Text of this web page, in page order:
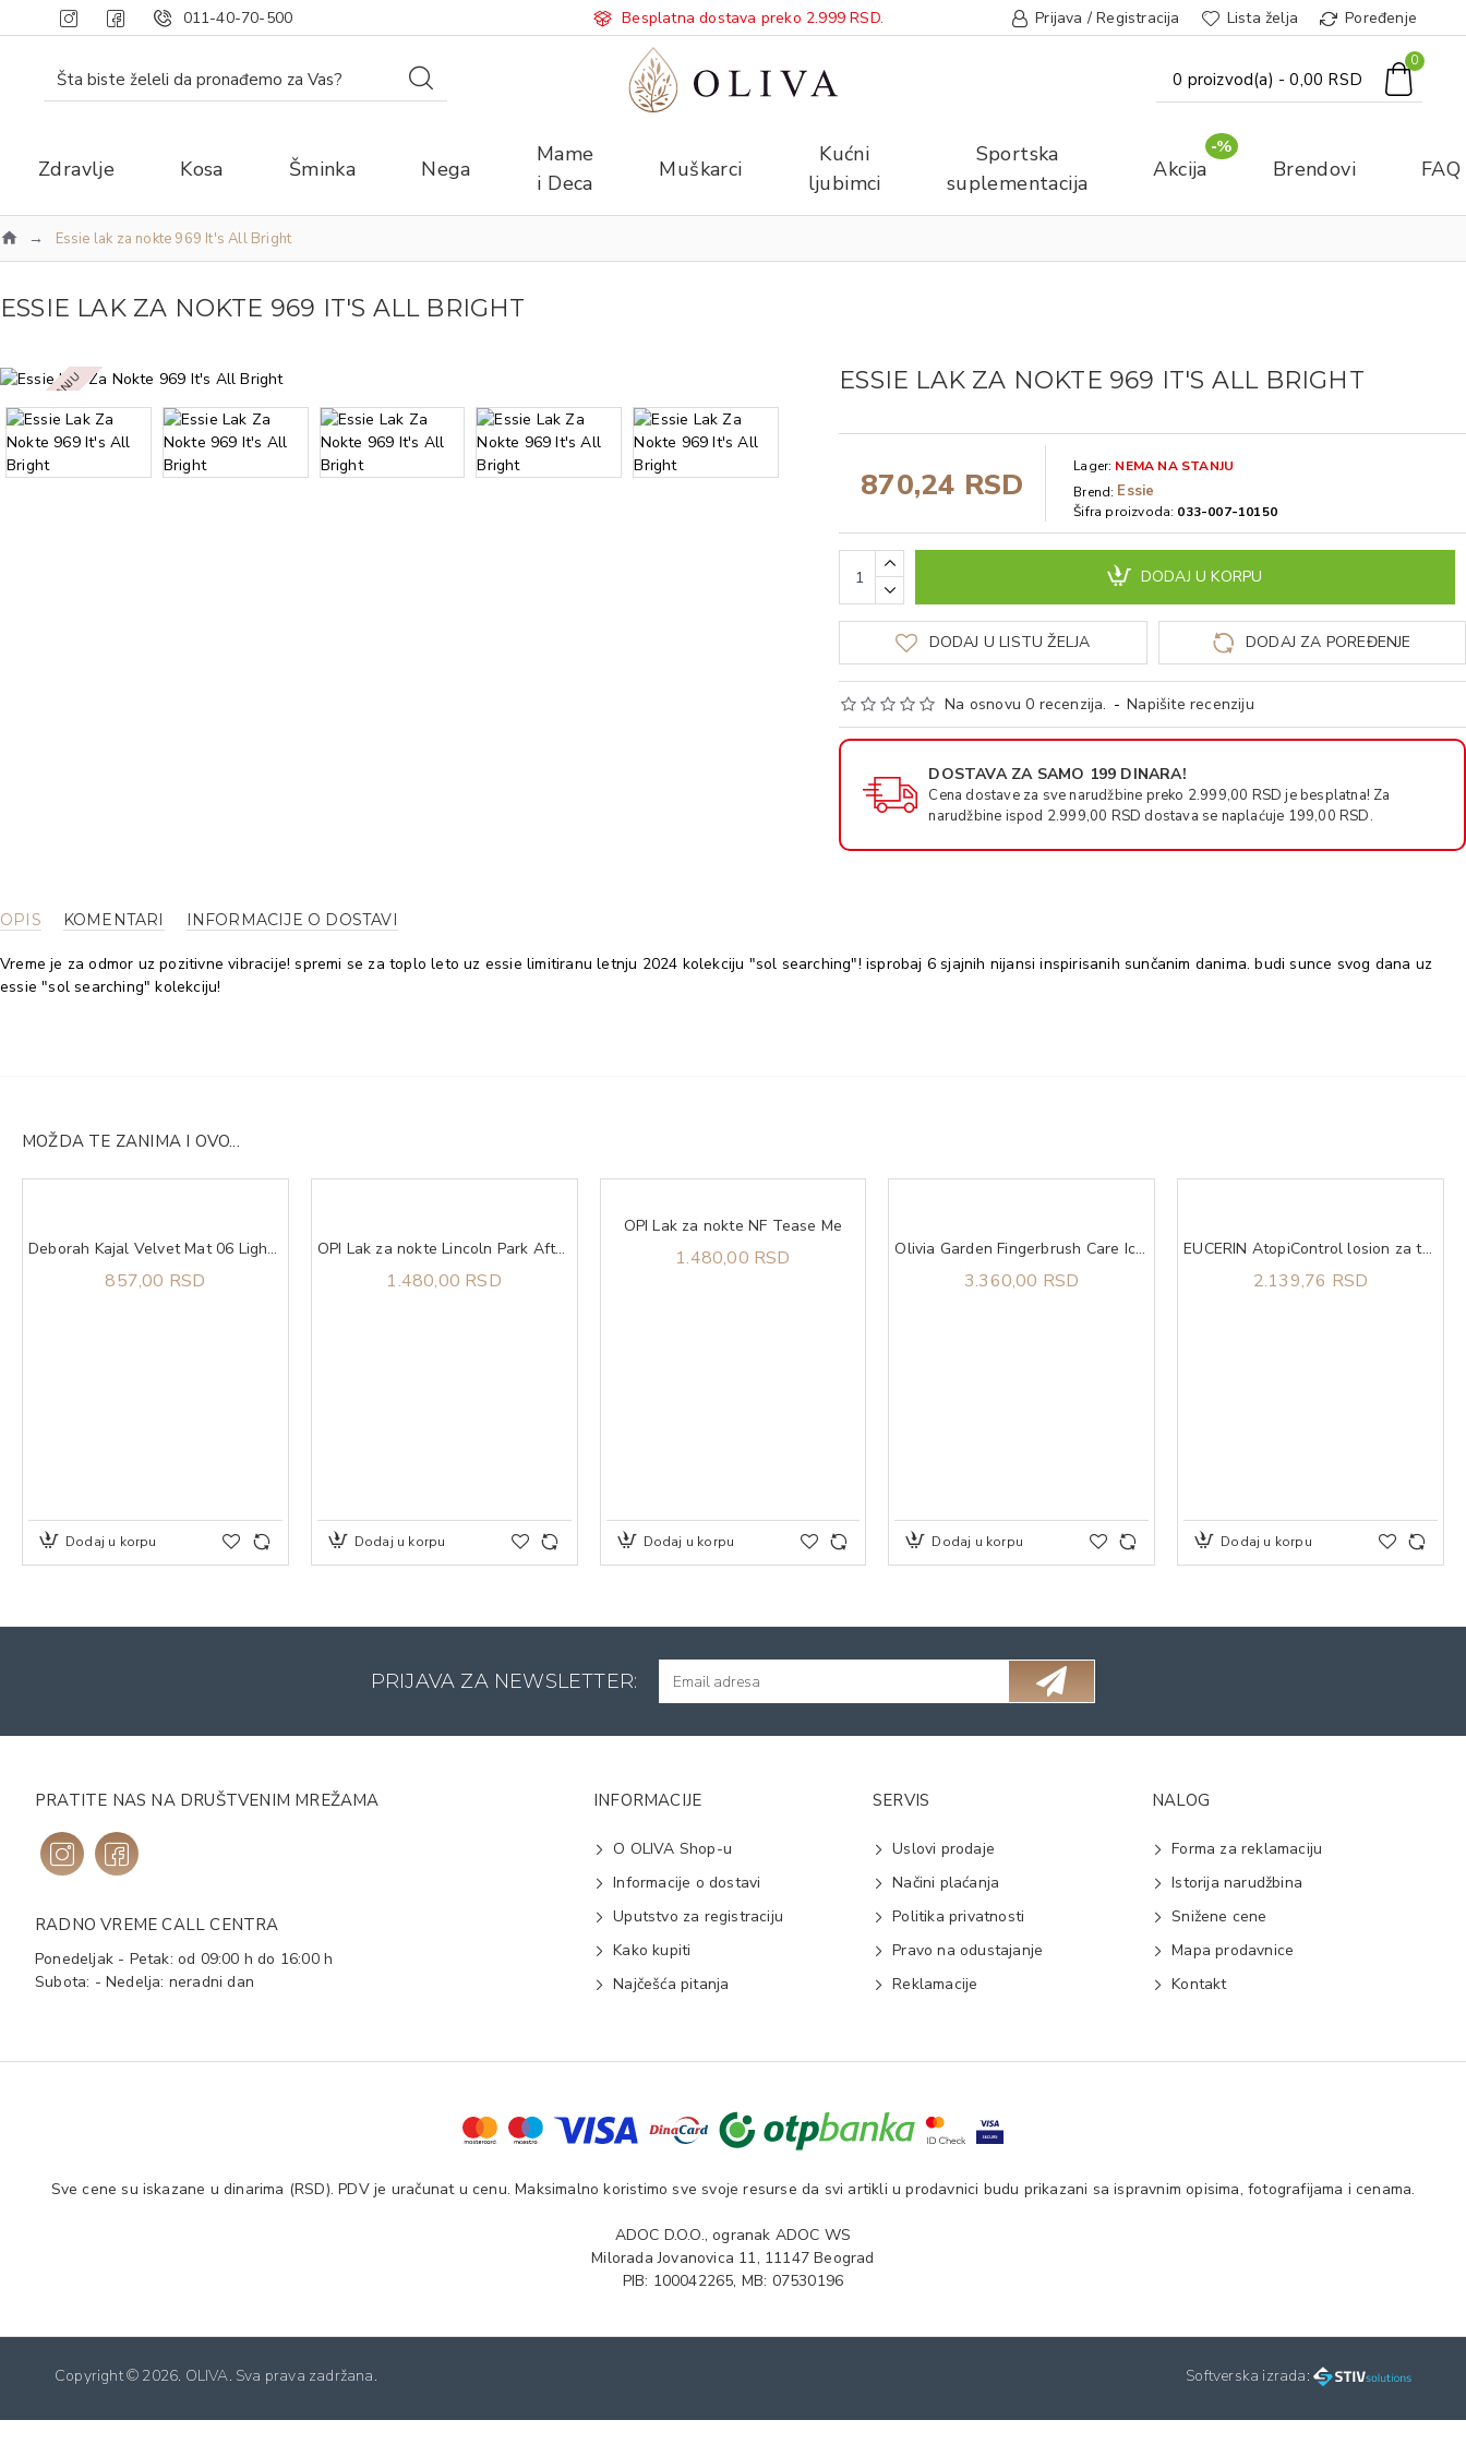
011-40-70-500 Besplatna dostava preko 2.999 RSD. Prijava / Registracija Lista želja Poređenje
0 proizvod(a) - 0,00 RSD
0
Zdravlje Kosa Šminka Nega
Mame
i Deca
Muškarci
Kućni
ljubimci
Sportska
suplementacija
Akcija
-%
Brendovi FAQ
Essie lak za nokte 969 It's All Bright
ESSIE LAK ZA NOKTE 969 IT'S ALL BRIGHT
NEMA NA STANJU ESSIE LAK ZA NOKTE 969 IT'S ALL BRIGHT
Na osnovu 0 recenzija. - Napišite recenziju
870,24 RSD Lager: NEMA NA STANJU
Brend: Essie
Šifra proizvoda: 033-007-10150
DODAJ U KORPU
DODAJ U LISTU ŽELJA DODAJ ZA POREĐENJE
DOSTAVA ZA SAMO 199 DINARA!
Cena dostave za sve narudžbine preko 2.999,00 RSD je besplatna! Za
narudžbine ispod 2.999,00 RSD dostava se naplaćuje 199,00 RSD.
OPIS KOMENTARI INFORMACIJE O DOSTAVI
Vreme je za odmor uz pozitivne vibracije! spremi se za toplo leto uz essie limitiranu letnju 2024 kolekciju "sol searching"! isprobaj 6 sjajnih nijansi inspirisanih sunčanim danima. budi sunce svog dana uz
essie "sol searching" kolekciju!
MOŽDA TE ZANIMA I OVO...
Deborah Kajal Velvet Mat 06 Light Blue
857,00 RSD
Dodaj u korpu
OPI Lak za nokte Lincoln Park After Dark
1.480,00 RSD
Dodaj u korpu
OPI Lak za nokte NF Tease Me
1.480,00 RSD
Dodaj u korpu
Olivia Garden Fingerbrush Care Iconic Boar&Nylon Pastel Pink L
3.360,00 RSD
Dodaj u korpu
EUCERIN AtopiControl losion za telo 250ml
2.139,76 RSD
Dodaj u korpu
PRIJAVA ZA NEWSLETTER:
PRATITE NAS NA DRUŠTVENIM MREŽAMA
RADNO VREME CALL CENTRA
Ponedeljak - Petak: od 09:00 h do 16:00 h
Subota: - Nedelja: neradni dan
INFORMACIJE
O OLIVA Shop-u
Informacije o dostavi
Uputstvo za registraciju
Kako kupiti
Najčešća pitanja
SERVIS
Uslovi prodaje
Načini plaćanja
Politika privatnosti
Pravo na odustajanje
Reklamacije
NALOG
Forma za reklamaciju
Istorija narudžbina
Snižene cene
Mapa prodavnice
Kontakt
Sve cene su iskazane u dinarima (RSD). PDV je uračunat u cenu. Maksimalno koristimo sve svoje resurse da svi artikli u prodavnici budu prikazani sa ispravnim opisima, fotografijama i cenama.
ADOC D.O.O., ogranak ADOC WS
Milorada Jovanovica 11, 11147 Beograd
PIB: 100042265, MB: 07530196
Copyright © 2026. OLIVA. Sva prava zadržana. Softverska izrada: